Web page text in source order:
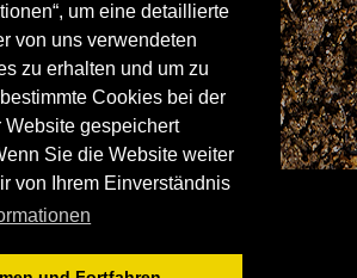
um eine detaillierte
von uns verwendeten
zu erhalten und um zu
Cookies bei der
Website gespeichert
Sie die Website weiter
von Ihrem Einverständnis
15
60555-60
60555-99
moebel.de